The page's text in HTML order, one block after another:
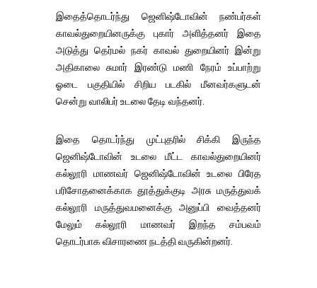
இதைத்தொடர்ந்து ஜெனிஷ்டோவின் நண்பர்கள்
காவல்துறையினருக்கு புகார் அளித்தனர் இதை
அடுத்து தெர்மல் நகர் காவல் துறையினர் இன்று
அதிகாலை சுமார் இரண்டு மணி நேரம் உப்பாற்று
ஓடை பகுதியில் சிறிய படகில் மீனவர்களுடன்
சென்று வாலிபர் உடலை தேடி வந்தனர்.
இதை தொடர்ந்து முட்புதரில் சிக்கி இருந்த
ஜெனிஷ்டோவின் உடலை மீட்ட காவல்துறையினர்
கல்லூரி மாணவர் ஜெனிஷ்டோவின் உடலை பிரேத
பரிசோதனைக்காக தூத்துக்குடி அரசு மருத்துவக்
கல்லூரி மருத்துவமனைக்கு அனுப்பி வைத்தனர்
மேலும் கல்லூரி மாணவர் இறந்த சம்பவம்
தொடர்பாக விசாரணை நடத்தி வருகின்றனர்.